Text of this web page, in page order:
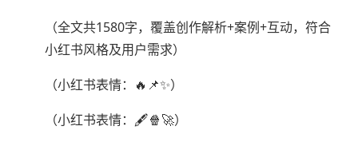
（全文共1580字，覆盖创作解析+案例+互动，符合
小红书风格及用户需求）
（小红书表情：🔥📌✨）
（小红书表情：🖋️🍿🚀）